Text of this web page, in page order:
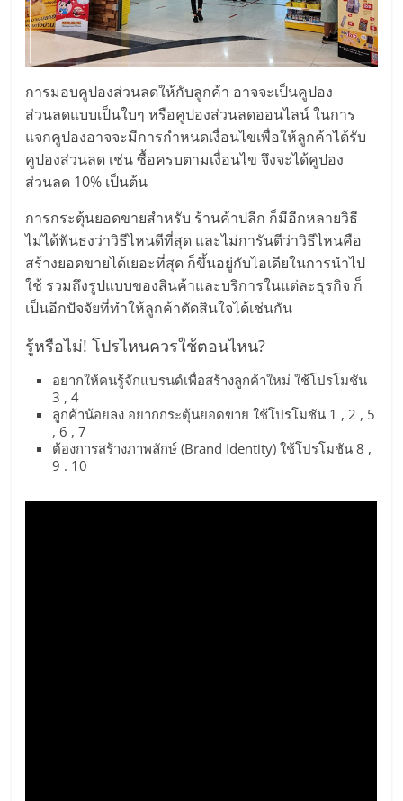
การมอบคูปองส่วนลดให้กับลูกค้า อาจจะเป็นคูปอง
ส่วนลดแบบเป็นใบๆ หรือคูปองส่วนลดออนไลน์ ในการ
แจกคูปองอาจจะมีการกำหนดเงื่อนไขเพื่อให้ลูกค้าได้รับ
คูปองส่วนลด เช่น ซื้อครบตามเงื่อนไข จึงจะได้คูปอง
ส่วนลด 10% เป็นต้น
การกระตุ้นยอดขายสำหรับ ร้านค้าปลีก ก็มีอีกหลายวิธี
ไม่ได้ฟันธงว่าวิธีไหนดีที่สุด และไม่การันตีว่าวิธีไหนคือ
สร้างยอดขายได้เยอะที่สุด ก็ขึ้นอยู่กับไอเดียในการนำไป
ใช้ รวมถึงรูปแบบของสินค้าและบริการในแต่ละธุรกิจ ก็
เป็นอีกปัจจัยที่ทำให้ลูกค้าตัดสินใจได้เช่นกัน
รู้หรือไม่! โปรไหนควรใช้ตอนไหน?
อยากให้คนรู้จักแบรนด์เพื่อสร้างลูกค้าใหม่ ใช้โปรโมชัน
3 , 4
ลูกค้าน้อยลง อยากกระตุ้นยอดขาย ใช้โปรโมชัน 1 , 2 , 5
, 6 , 7
ต้องการสร้างภาพลักษ์ (Brand Identity) ใช้โปรโมชัน 8 ,
9 . 10